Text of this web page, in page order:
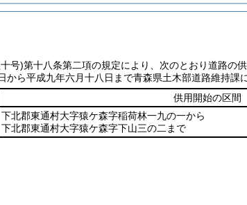
号)第十八条第二項の規定により、次のとおり道路の
から平成九年六月十八日まで青森県土木部道路維持課
供用開始の区間
下北郡東通村大字猿ケ森字稲荷林一九の一から
下北郡東通村大字猿ケ森字下山三の二まで